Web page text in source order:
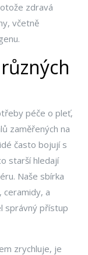
zdravá
včetně
péče o pleť,
zaměřených na
často bojují s
starší hledají
Naše sbírka
ceramidy, a
správný přístup
zrychluje, je